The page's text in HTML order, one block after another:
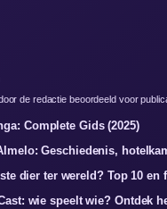
de redactie beoordeeld voor
Complete Gids (2025)
Geschiedenis,
dier ter wereld? Top 10 en
wie speelt wie? Ontdek